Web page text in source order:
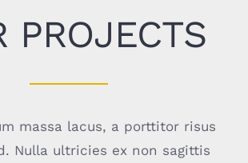
PROJECTS
massa lacus, a porttitor risus
Nulla ultricies ex non sagittis